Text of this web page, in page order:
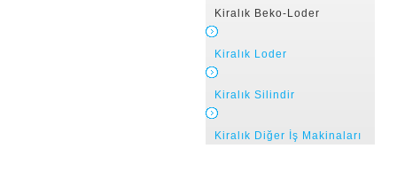
Kiralık Beko-Loder
Kiralık Loder
Kiralık Silindir
Kiralık Diğer İş Makinaları